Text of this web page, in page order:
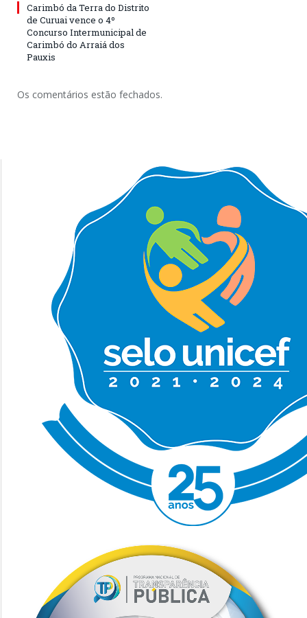
Carimbó da Terra do Distrito
de Curuai vence o 4º
Concurso Intermunicipal de
Carimbó do Arraiá dos
Pauxis
Os comentários estão fechados.